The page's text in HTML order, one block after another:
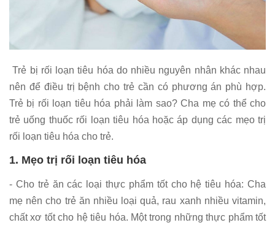
Trẻ bị rối loạn tiêu hóa do nhiều nguyên nhân khác nhau
nên để điều trị bệnh cho trẻ cần có phương án phù hợp.
Trẻ bị rối loạn tiêu hóa phải làm sao? Cha mẹ có thể cho
trẻ uống thuốc rối loạn tiêu hóa hoặc áp dụng các mẹo trị
rối loạn tiêu hóa cho trẻ.
1. Mẹo trị rối loạn tiêu hóa
- Cho trẻ ăn các loại thực phẩm tốt cho hệ tiêu hóa: Cha
mẹ nên cho trẻ ăn nhiều loại quả, rau xanh nhiều vitamin,
chất xơ tốt cho hệ tiêu hóa. Một trong những thực phẩm tốt